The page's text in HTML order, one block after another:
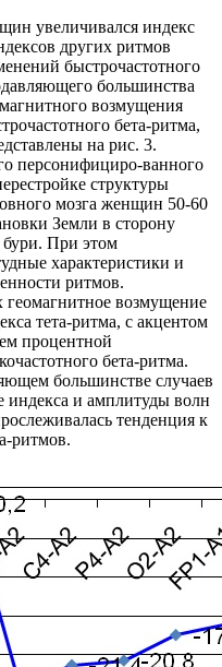
увеличивался индекс
других ритмов
быстрочастотного
большинства
возмущения
бета-ритма,
на рис. 3.
персонифициро-ванного
структуры
мозга женщин 50-60
Земли в сторону
бури. При этом
характеристики и
ритмов.
геомагнитное возмущение
тета-ритма, с акцентом
процентной
бета-ритма.
большинстве случаев
индекса и амплитуды волн
тенденция к
ритмов.